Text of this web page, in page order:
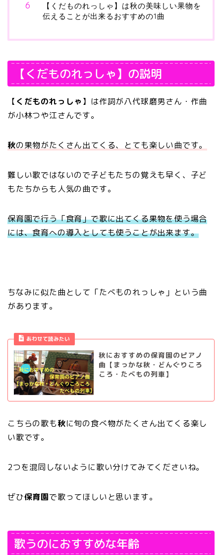
【くだものれっしゃ】は秋の美味しい果物を
伝えることが出来るおすすめの1曲
【くだものれっしゃ】の説明
【 くだものれっしゃ 】は作詞が八代球磨男さん・作曲
が小林つや江さんです。
秋の果物がたくさん出てくる、とても楽しい曲です。
難しい歌ではないので子どもたちの覚えも早く、子ど
もたちからも人気の曲です。
保育園で行う「食育」で歌に出てくる果物を使う場合
には、食育への導入としても使うことが出来ます。
ちなみに似た曲として「たべものれっしゃ」という曲
があります。
あわせて読みたい
秋におすすめの保育園のピアノ
曲【まっかな秋・どんぐりころ
ころ・たべもの列車】
こちらの歌も秋に旬の食べ物がたくさん出てくる楽し
い歌です。
2つを混同しないように歌い分けてみてくださいね。
ぜひ保育園で歌ってほしいと思います。
歌うのにおすすめな年齢